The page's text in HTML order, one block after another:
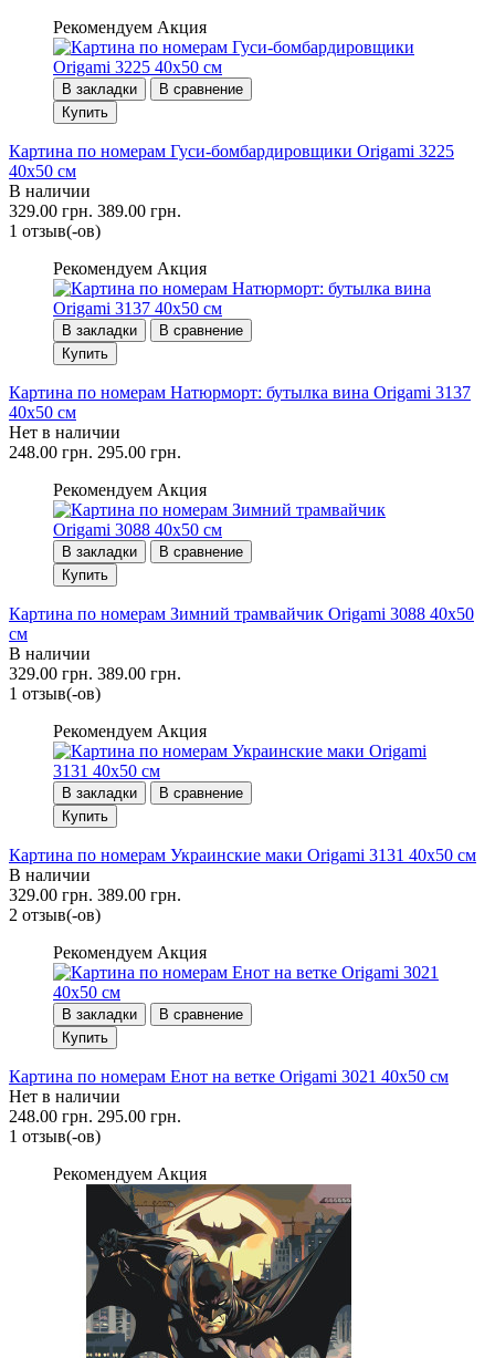
Рекомендуем Акция
В закладки
В сравнение
Купить
Картина по номерам Гуси-бомбардировщики Origami 3225
40x50 см
В наличии
329.00 грн. 389.00 грн.
1 отзыв(-ов)
Рекомендуем Акция
В закладки
В сравнение
Купить
Картина по номерам Натюрморт: бутылка вина Origami 3137
40x50 см
Нет в наличии
248.00 грн. 295.00 грн.
Рекомендуем Акция
В закладки
В сравнение
Купить
Картина по номерам Зимний трамвайчик Origami 3088 40x50
см
В наличии
329.00 грн. 389.00 грн.
1 отзыв(-ов)
Рекомендуем Акция
В закладки
В сравнение
Купить
Картина по номерам Украинские маки Origami 3131 40x50 см
В наличии
329.00 грн. 389.00 грн.
2 отзыв(-ов)
Рекомендуем Акция
В закладки
В сравнение
Купить
Картина по номерам Енот на ветке Origami 3021 40x50 см
Нет в наличии
248.00 грн. 295.00 грн.
1 отзыв(-ов)
Рекомендуем Акция